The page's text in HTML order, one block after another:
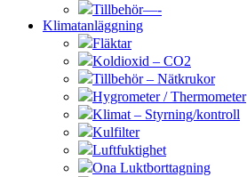
Tillbehör—-
Klimatanläggning
Fläktar
Koldioxid – CO2
Tillbehör – Nätkrukor
Hygrometer / Thermometer
Klimat – Styrning/kontroll
Kulfilter
Luftfuktighet
Ona Luktborttagning